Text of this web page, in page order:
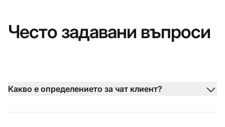
Често задавани въпроси
Какво е определението за чат клиент?